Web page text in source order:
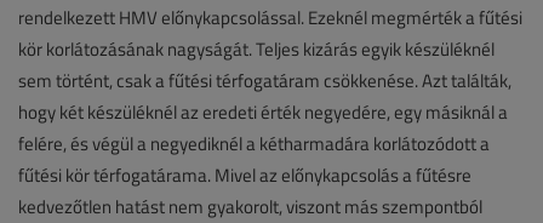
rendelkezett HMV előnykapcsolással. Ezeknél megmérték a fűtési
kör korlátozásának nagyságát. Teljes kizárás egyik készüléknél
sem történt, csak a fűtési térfogatáram csökkenése. Azt találták,
hogy két készüléknél az eredeti érték negyedére, egy másiknál a
felére, és végül a negyediknél a kétharmadára korlátozódott a
fűtési kör térfogatárama. Mivel az előnykapcsolás a fűtésre
kedvezőtlen hatást nem gyakorolt, viszont más szempontból